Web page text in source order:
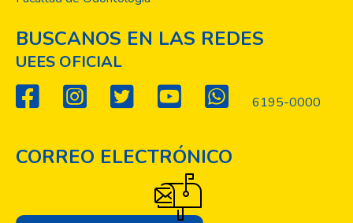
BUSCANOS EN LAS REDES
UEES OFICIAL
6195-0000
CORREO ELECTRÓNICO